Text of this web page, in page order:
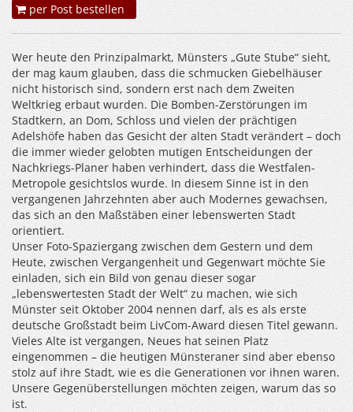
per Post bestellen
Wer heute den Prinzipalmarkt, Münsters „Gute Stube“ sieht,
der mag kaum glauben, dass die schmucken Giebelhäuser
nicht historisch sind, sondern erst nach dem Zweiten
Weltkrieg erbaut wurden. Die Bomben-Zerstörungen im
Stadtkern, an Dom, Schloss und vielen der prächtigen
Adelshöfe haben das Gesicht der alten Stadt verändert – doch
die immer wieder gelobten mutigen Entscheidungen der
Nachkriegs-Planer haben verhindert, dass die Westfalen-
Metropole gesichtslos wurde. In diesem Sinne ist in den
vergangenen Jahrzehnten aber auch Modernes gewachsen,
das sich an den Maßstäben einer lebenswerten Stadt
orientiert.
Unser Foto-Spaziergang zwischen dem Gestern und dem
Heute, zwischen Vergangenheit und Gegenwart möchte Sie
einladen, sich ein Bild von genau dieser sogar
„lebenswertesten Stadt der Welt“ zu machen, wie sich
Münster seit Oktober 2004 nennen darf, als es als erste
deutsche Großstadt beim LivCom-Award diesen Titel gewann.
Vieles Alte ist vergangen, Neues hat seinen Platz
eingenommen – die heutigen Münsteraner sind aber ebenso
stolz auf ihre Stadt, wie es die Generationen vor ihnen waren.
Unsere Gegenüberstellungen möchten zeigen, warum das so
ist.